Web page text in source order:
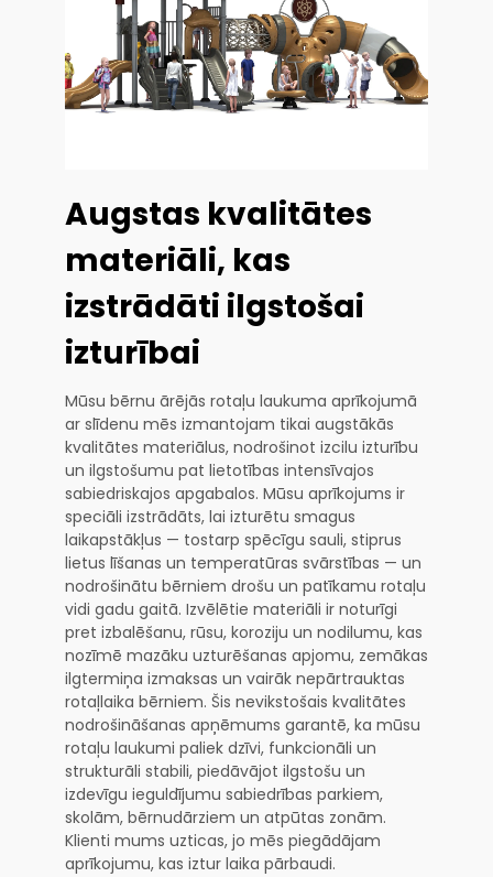
Augstas kvalitātes
materiāli, kas
izstrādāti ilgstošai
izturībai
Mūsu bērnu ārējās rotaļu laukuma aprīkojumā
ar slīdenu mēs izmantojam tikai augstākās
kvalitātes materiālus, nodrošinot izcilu izturību
un ilgstošumu pat lietotības intensīvajos
sabiedriskajos apgabalos. Mūsu aprīkojums ir
speciāli izstrādāts, lai izturētu smagus
laikapstākļus — tostarp spēcīgu sauli, stiprus
lietus līšanas un temperatūras svārstības — un
nodrošinātu bērniem drošu un patīkamu rotaļu
vidi gadu gaitā. Izvēlētie materiāli ir noturīgi
pret izbalēšanu, rūsu, koroziju un nodilumu, kas
nozīmē mazāku uzturēšanas apjomu, zemākas
ilgtermiņa izmaksas un vairāk nepārtrauktas
rotaļlaika bērniem. Šis nevikstošais kvalitātes
nodrošināšanas apņēmums garantē, ka mūsu
rotaļu laukumi paliek dzīvi, funkcionāli un
strukturāli stabili, piedāvājot ilgstošu un
izdevīgu ieguldījumu sabiedrības parkiem,
skolām, bērnudārziem un atpūtas zonām.
Klienti mums uzticas, jo mēs piegādājam
aprīkojumu, kas iztur laika pārbaudi.